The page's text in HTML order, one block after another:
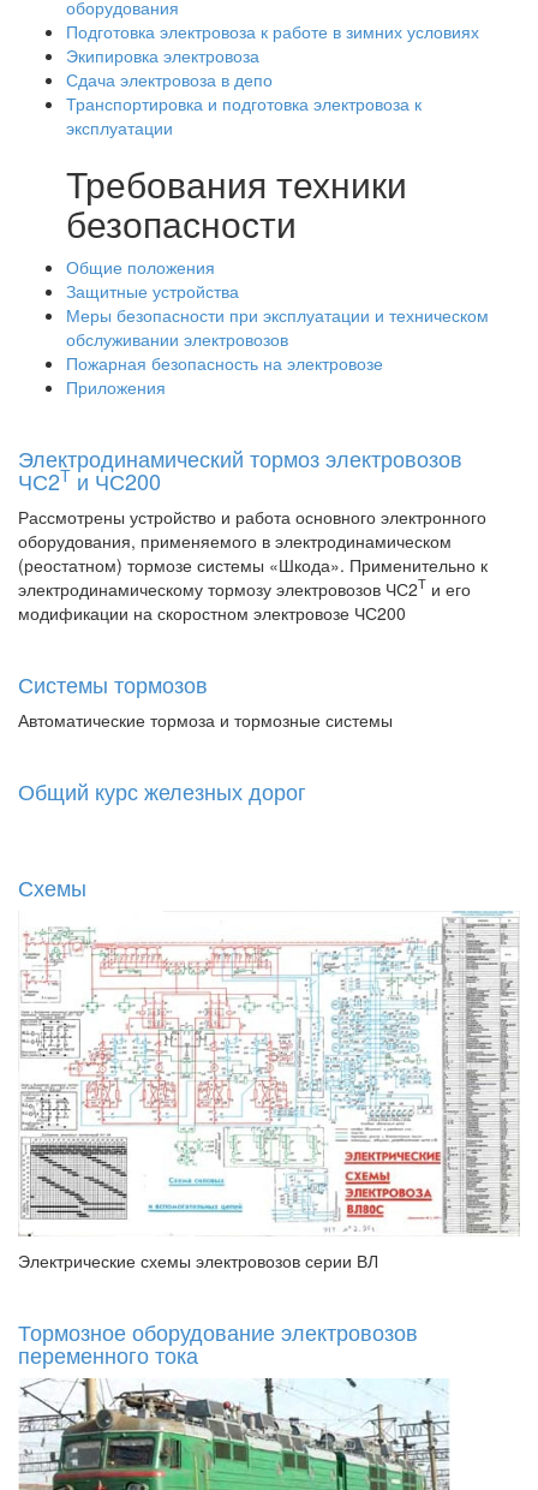
оборудования
Подготовка электровоза к работе в зимних условиях
Экипировка электровоза
Сдача электровоза в депо
Транспортировка и подготовка электровоза к
эксплуатации
Требования техники
безопасности
Общие положения
Защитные устройства
Меры безопасности при эксплуатации и техническом
обслуживании электровозов
Пожарная безопасность на электровозе
Приложения
Электродинамический тормоз электровозов
ЧС2Т и ЧС200
Рассмотрены устройство и работа основного электронного
оборудования, применяемого в электродинамическом
(реостатном) тормозе системы «Шкода». Применительно к
электродинамическому тормозу электровозов ЧС2Т и его
модификации на скоростном электровозе ЧС200
Системы тормозов
Автоматические тормоза и тормозные системы
Общий курс железных дорог
Схемы
Электрические схемы электровозов серии ВЛ
Тормозное оборудование электровозов
переменного тока